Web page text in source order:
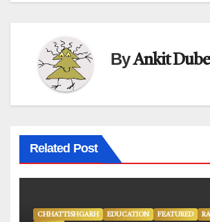
ByAnkit
Related Post
CHHATTISHGARH EDUCATION FEATURED